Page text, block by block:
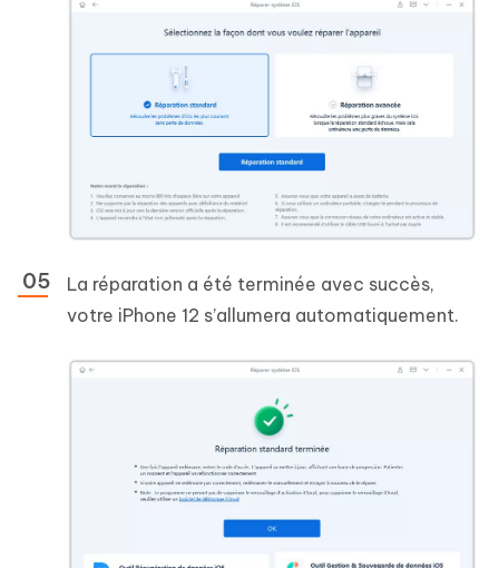
La réparation a été terminée avec succès,
votre iPhone 12 s’allumera automatiquement.